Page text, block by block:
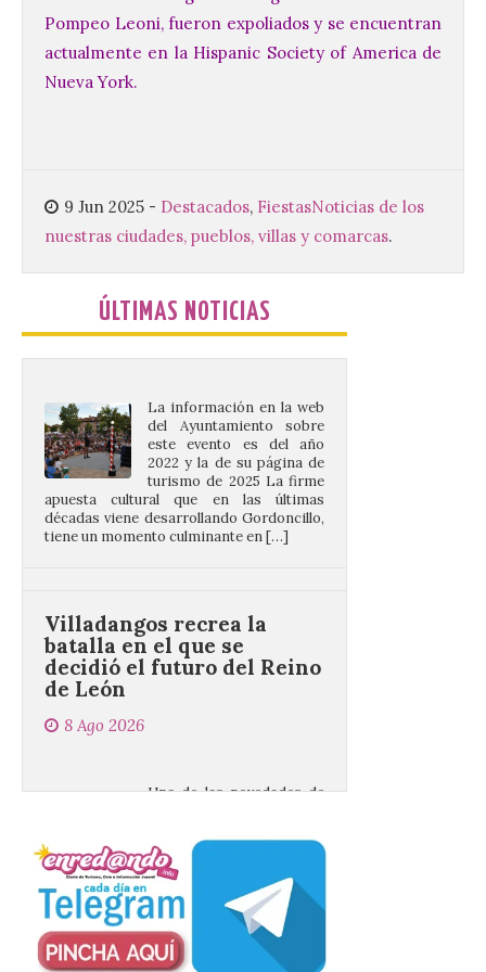
Pompeo Leoni, fueron expoliados y se encuentran
actualmente en la Hispanic Society of America de
Nueva York.
9 Jun 2025 - Destacados, FiestasNoticias de los
nuestras ciudades, pueblos, villas y comarcas.
ÚLTIMAS NOTICIAS
apertura es de martes a
domingo, de 11:30 a 13:30 horas y de 18:00
a 21:00 horas. La Sala de San Eloy […]
8 Ago 2026
La información en la web
del Ayuntamiento sobre
este evento es del año
2022 y la de su página de
tiene un momento culminante en […]
Villadangos recrea la
batalla en el que se
decidió el futuro del Reino
Una de las novedades de
Vuelve la tradicional Feria
de Dulces del Convento a
Gradefes
7 Ago 2026